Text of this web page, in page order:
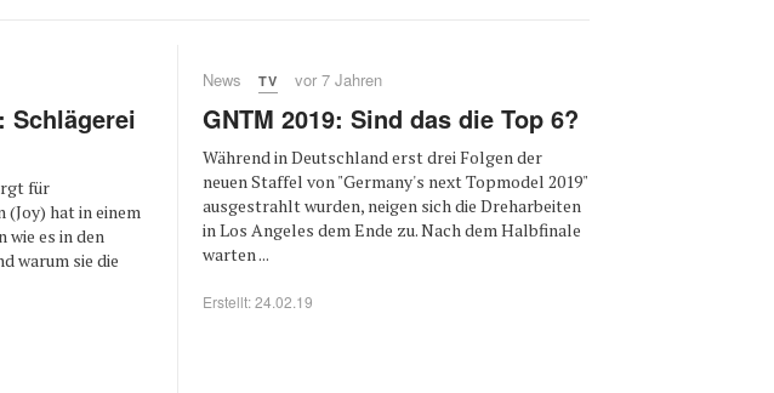
Schlägerei
für
(Joy) hat in einem
es in den
warum sie die
News TV vor 7 Jahren
GNTM 2019: Sind das die Top 6?
Während in Deutschland erst drei Folgen der
neuen Staffel von "Germany's next Topmodel 2019"
ausgestrahlt wurden, neigen sich die Dreharbeiten
in Los Angeles dem Ende zu. Nach dem Halbfinale
warten ...
Erstellt: 24.02.19